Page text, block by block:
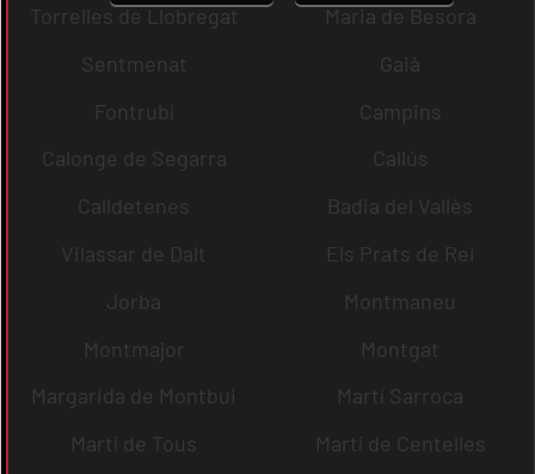
Torrelles de Llobregat
Maria de Besora
Sentmenat
Gaià
Fontrubí
Campins
Calonge de Segarra
Callús
Calldetenes
Badia del Vallès
Vilassar de Dalt
Els Prats de Rei
Jorba
Montmaneu
Montmajor
Montgat
Margarida de Montbui
Martí Sarroca
Martí de Tous
Martí de Centelles